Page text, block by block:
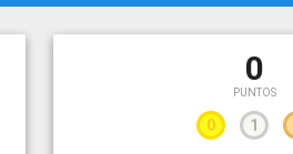
0
PUNTOS
0 1